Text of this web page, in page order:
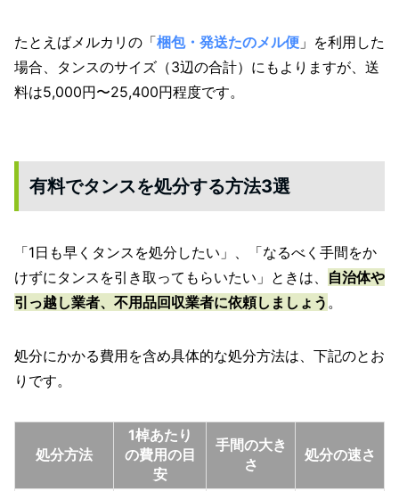
たとえばメルカリの「梱包・発送たのメル便 」を利用した
場合、タンスのサイズ（3辺の合計）にもよりますが、送
料は5,000円〜25,400円程度です。
有料でタンスを処分する方法3選
「1日も早くタンスを処分したい」、「なるべく手間をか
けずにタンスを引き取ってもらいたい」ときは、 自治体や
引っ越し業者、不用品回収業者に依頼しましょう 。
処分にかかる費用を含め具体的な処分方法は、下記のとお
りです。
処分方法
1棹あたり
の費用の目
安
手間の大き
さ
処分の速さ